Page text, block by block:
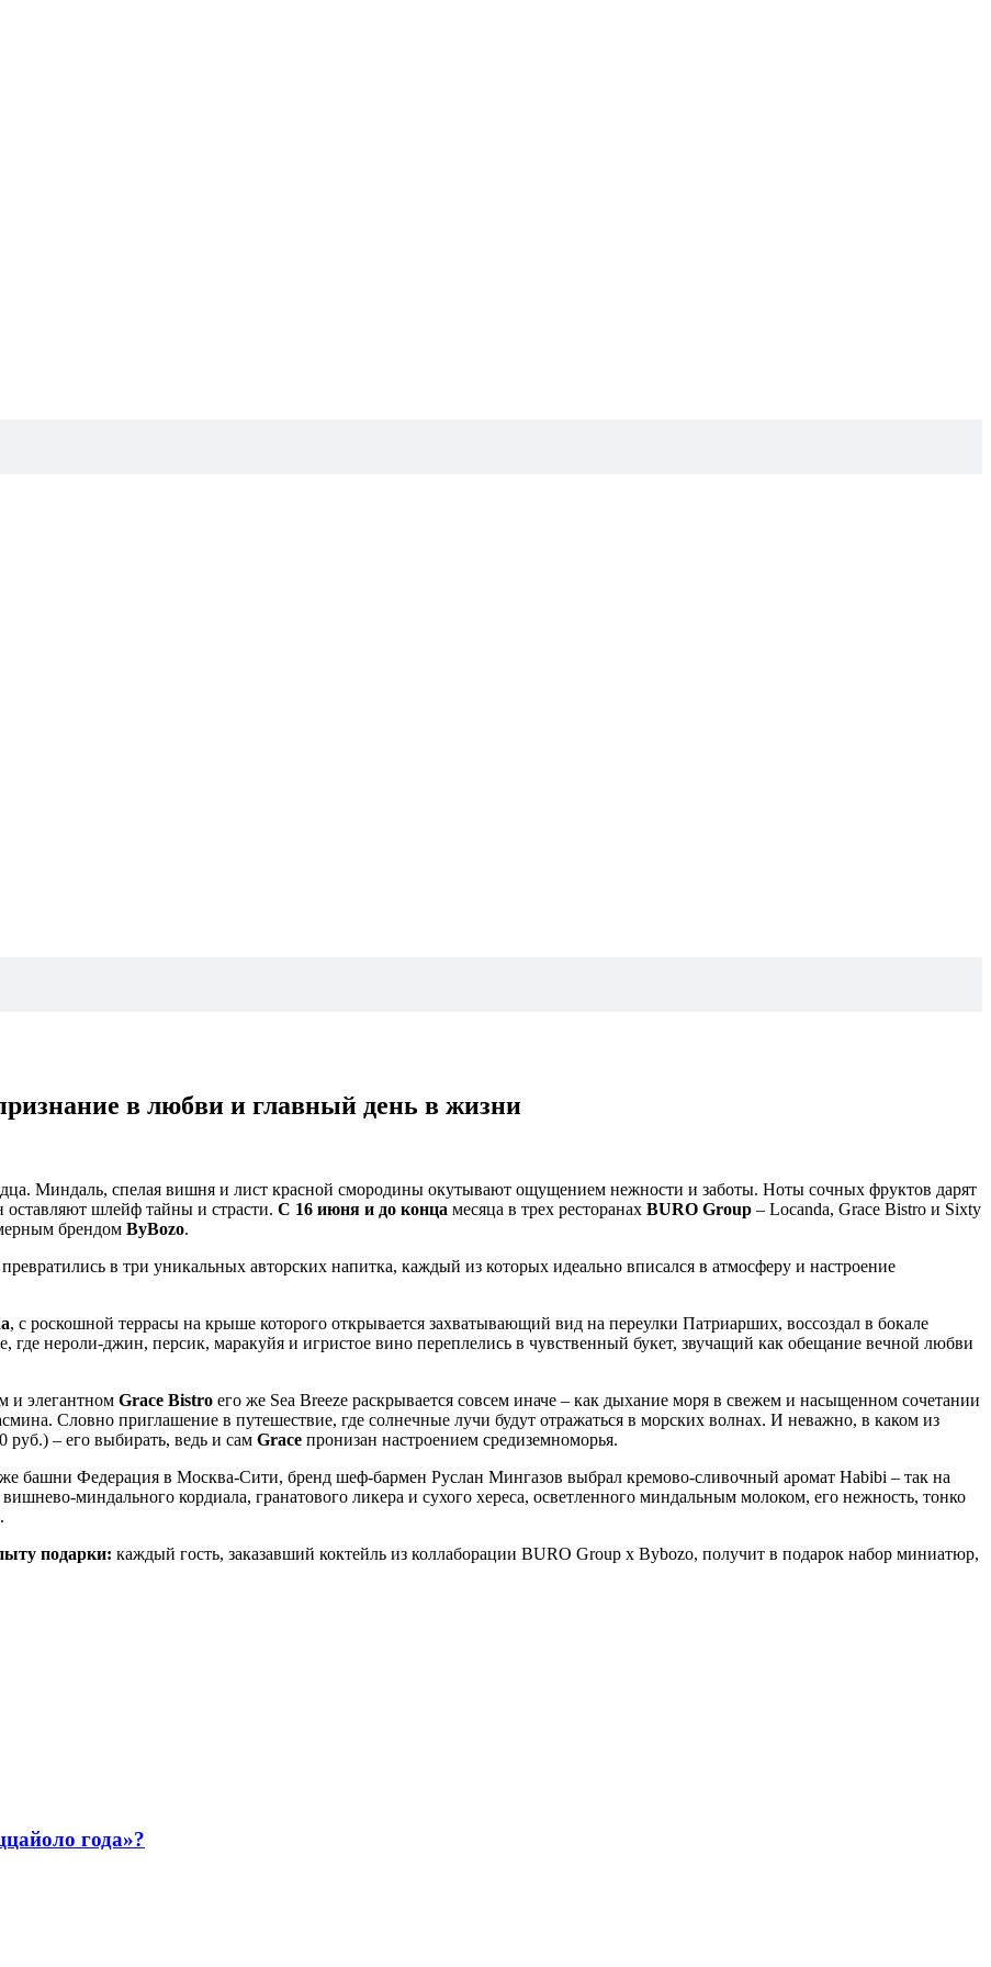
в любви и главный день в жизни
Миндаль, спелая вишня и лист красной смородины окутывают ощущением нежности и заботы. Ноты сочных фруктов дарят
оставляют шлейф тайны и страсти. С 16 июня и до конца месяца в трех ресторанах BURO Group – Locanda, Grace Bistro и Sixty
брендом ByBozo.
в три уникальных авторских напитка, каждый из которых идеально вписался в атмосферу и настроение
, с роскошной террасы на крыше которого открывается захватывающий вид на переулки Патриарших, воссоздал в бокале
где нероли-джин, персик, маракуйя и игристое вино переплелись в чувственный букет, звучащий как обещание вечной любви
и элегантном Grace Bistro его же Sea Breeze раскрывается совсем иначе – как дыхание моря в свежем и насыщенном сочетании
Словно приглашение в путешествие, где солнечные лучи будут отражаться в морских волнах. И неважно, в каком из
руб.) – его выбирать, ведь и сам Grace пронизан настроением средиземноморья.
башни Федерация в Москва-Сити, бренд шеф-бармен Руслан Мингазов выбрал кремово-сливочный аромат Habibi – так на
миндального кордиала, гранатового ликера и сухого хереса, осветленного миндальным молоком, его нежность, тонко
подарки: каждый гость, заказавший коктейль из коллаборации BURO Group x Bybozo, получит в подарок набор миниатюр,
года»?